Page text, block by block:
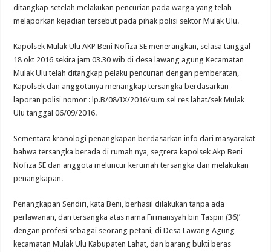
ditangkap setelah melakukan pencurian pada warga yang telah
melaporkan kejadian tersebut pada pihak polisi sektor Mulak Ulu.
Kapolsek Mulak Ulu AKP Beni Nofiza SE menerangkan, selasa tanggal
18 okt 2016 sekira jam 03.30 wib di desa lawang agung Kecamatan
Mulak Ulu telah ditangkap pelaku pencurian dengan pemberatan,
Kapolsek dan anggotanya menangkap tersangka berdasarkan
laporan polisi nomor : lp.B/08/IX/2016/sum sel res lahat/sek Mulak
Ulu tanggal 06/09/2016.
Sementara kronologi penangkapan berdasarkan info dari masyarakat
bahwa tersangka berada di rumah nya, segrera kapolsek Akp Beni
Nofiza SE dan anggota meluncur kerumah tersangka dan melakukan
penangkapan.
Penangkapan Sendiri, kata Beni, berhasil dilakukan tanpa ada
perlawanan, dan tersangka atas nama Firmansyah bin Taspin (36)’
dengan profesi sebagai seorang petani, di Desa Lawang Agung
kecamatan Mulak Ulu Kabupaten Lahat, dan barang bukti beras